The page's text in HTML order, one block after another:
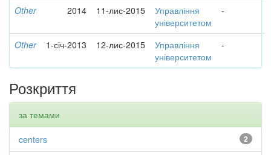
Other 2014 11-лис-2015
Управління
університетом
-
Other 1-січ-2013 12-лис-2015
Управління
університетом
-
Розкриття
за темами
2
centers